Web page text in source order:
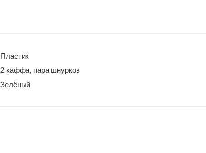
Пластик
2 каффа, пара шнурков
Зелёный